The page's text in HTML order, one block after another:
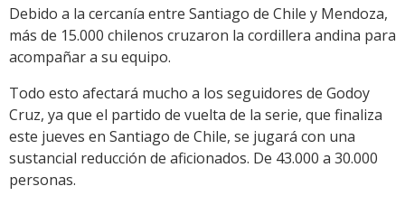
Debido a la cercanía entre Santiago de Chile y Mendoza,
más de 15.000 chilenos cruzaron la cordillera andina para
acompañar a su equipo.
Todo esto afectará mucho a los seguidores de Godoy
Cruz, ya que el partido de vuelta de la serie, que finaliza
este jueves en Santiago de Chile, se jugará con una
sustancial reducción de aficionados. De 43.000 a 30.000
personas.